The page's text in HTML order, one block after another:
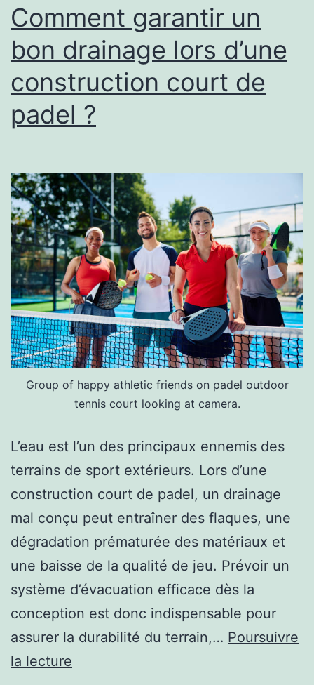
à
Toulon
Comment garantir un
bon drainage lors d’une
construction court de
padel ?
Group of happy athletic friends on padel outdoor
tennis court looking at camera.
L’eau est l’un des principaux ennemis des
terrains de sport extérieurs. Lors d’une
construction court de padel, un drainage
mal conçu peut entraîner des flaques, une
dégradation prématurée des matériaux et
une baisse de la qualité de jeu. Prévoir un
système d’évacuation efficace dès la
conception est donc indispensable pour
assurer la durabilité du terrain,… Poursuivre
la lecture